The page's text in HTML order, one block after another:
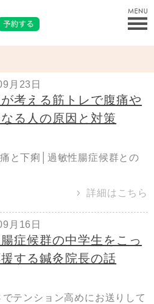
月23日
考える筋トレで腹痛や
る人の原因と対策
と下痢│過敏性腸症候群との
詳細はこちら
月16日
症候群の中学生をこっ
する鍼灸院長の話
テンション高めにお送りして